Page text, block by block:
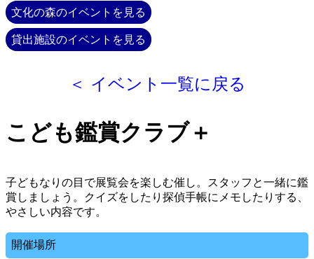
文化の森のイベントを見る
貸出施設のイベントを見る
＜ イベント一覧に戻る
こども鑑賞クラブ＋
子どもなりの目で展覧会を楽しむ催し。スタッフと一緒に鑑
賞しましょう。クイズをしたり探偵手帳にメモしたりする、
やさしい内容です。
開催場所